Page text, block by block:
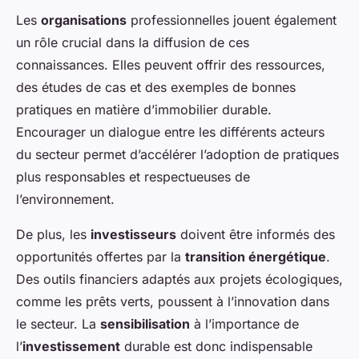
Les organisations professionnelles jouent également
un rôle crucial dans la diffusion de ces
connaissances. Elles peuvent offrir des ressources,
des études de cas et des exemples de bonnes
pratiques en matière d’immobilier durable.
Encourager un dialogue entre les différents acteurs
du secteur permet d’accélérer l’adoption de pratiques
plus responsables et respectueuses de
l’environnement.
De plus, les investisseurs doivent être informés des
opportunités offertes par la transition énergétique.
Des outils financiers adaptés aux projets écologiques,
comme les prêts verts, poussent à l’innovation dans
le secteur. La sensibilisation à l’importance de
l’investissement durable est donc indispensable